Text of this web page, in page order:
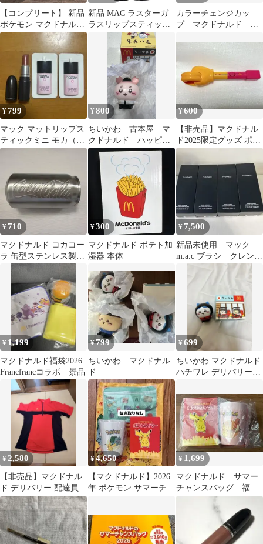
【コンプリート】 新品
ポケモン マクドナルド
マック コラボ おもちゃ
新品 MAC ラスターガ
ラスリップスティック
540 サンクスイッツ
カラーチェンジカッ
プ マクドナルド ピ
フキジダネ コップ
¥799
マック マットリップス
ティックミニ モカ（メ
イクアップベースサン
¥800
ちいかわ 古本屋 マ
クドナルド ハッピー
セット
¥600
【非売品】マクドナル
ド2025限定グッズ ポテ
トハンドキャッチャー
¥710
マクドナルド コカコー
ラ 缶型ステンレス製タ
ンブラー マック限定グ
¥300
マクドナルド ポテト加
湿器 本体
¥ 7,500
新品未使用 マック
m.a.c ブラシ クレンザ
¥ 1,199
マクドナルド福袋2026
Francfrancコラボ 景品
¥799
ちいかわ マクドナル
ド
¥699
ちいかわ マクドナルド
ハチワレ デリバリーク
¥2,580
【非売品】マクドナル
ド デリバリー 配達員
制服 ハーフジップ 半袖
LL
¥4,650
【マクドナルド】2026
年 ポケモン サマーチャ
¥ 1,699
マクドナルド サマー
チャンスバッグ 福
袋 ヒトカゲ 3点セッ